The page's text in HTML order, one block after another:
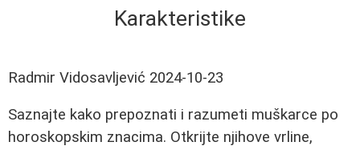
Karakteristike
Radmir Vidosavljević 2024-10-23
Saznajte kako prepoznati i razumeti muškarce po
horoskopskim znacima. Otkrijte njihove vrline,